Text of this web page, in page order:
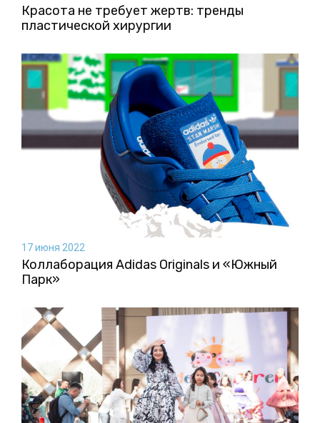
Красота не требует жертв: тренды
пластической хирургии
17 июня 2022
Коллаборация Аdidas Originals и «Южный
Парк»